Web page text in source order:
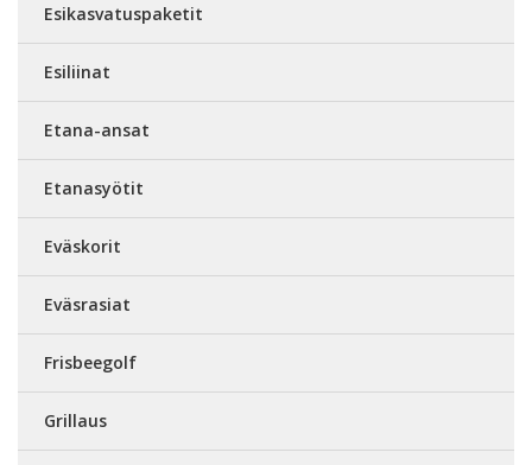
Esikasvatuspaketit
Esiliinat
Etana-ansat
Etanasyötit
Eväskorit
Eväsrasiat
Frisbeegolf
Grillaus